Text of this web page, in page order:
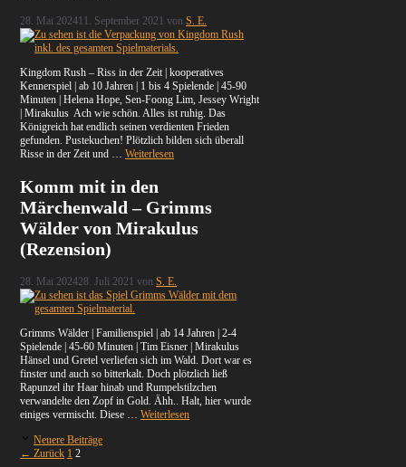
28. Mai 202411. September 2021 vonS. E.
Kingdom Rush – Riss in der Zeit | kooperatives
Kennerspiel | ab 10 Jahren | 1 bis 4 Spielende | 45-90
Minuten | Helena Hope, Sen-Foong Lim, Jessey Wright
| Mirakulus Ach wie schön. Alles ist ruhig. Das
Königreich hat endlich seinen verdienten Frieden
gefunden. Pustekuchen! Plötzlich bilden sich überall
Risse in der Zeit und …Weiterlesen
Komm mit in den
Märchenwald – Grimms
Wälder von Mirakulus
(Rezension)
28. Mai 202428. Juli 2021 vonS. E.
Grimms Wälder | Familienspiel | ab 14 Jahren | 2-4
Spielende | 45-60 Minuten | Tim Eisner | Mirakulus
Hänsel und Gretel verliefen sich im Wald. Dort war es
finster und auch so bitterkalt. Doch plötzlich ließ
Rapunzel ihr Haar hinab und Rumpelstilzchen
verwandelte den Zopf in Gold. Ähh.. Halt, hier wurde
einiges vermischt. Diese …Weiterlesen
Neuere Beiträge
← Zurück Seite
1 Seite
2